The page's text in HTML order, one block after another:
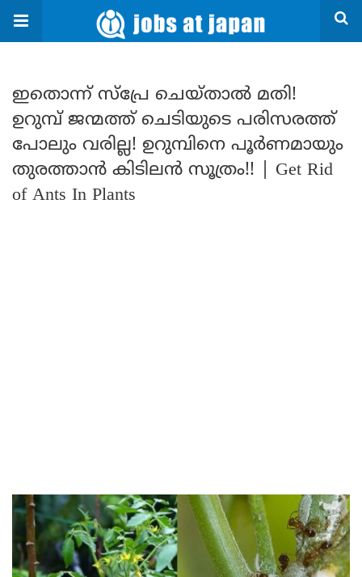
ഇതൊന്ന് സ്പ്രേ ചെയ്താൽ മതി!
ഉറുമ്പ് ജന്മത്ത് ചെടിയുടെ പരിസരത്ത്
പോലും വരില്ല! ഉറുമ്പിനെ പൂർണമായും
തുരത്താൻ കിടിലൻ സൂത്രം!! | Get Rid
of Ants In Plants